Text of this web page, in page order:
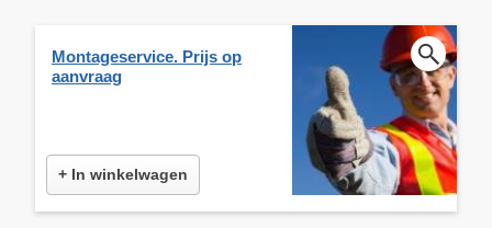
Montageservice. Prijs op
aanvraag
+ In winkelwagen